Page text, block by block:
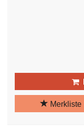
Merkliste